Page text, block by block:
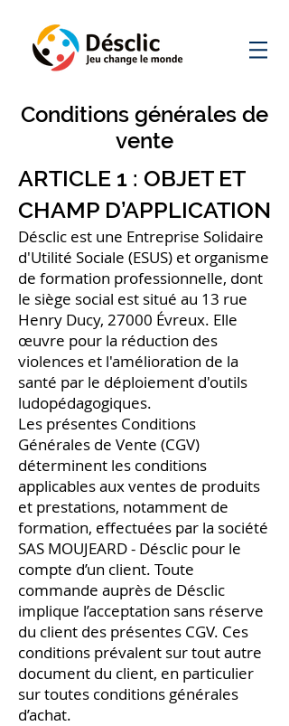
Conditions générales de
vente
ARTICLE 1 : OBJET ET
CHAMP D’APPLICATION
Désclic est une Entreprise Solidaire
d'Utilité Sociale (ESUS) et organisme
de formation professionnelle, dont
le siège social est situé au 13 rue
Henry Ducy, 27000 Évreux. Elle
œuvre pour la réduction des
violences et l'amélioration de la
santé par le déploiement d'outils
ludopédagogiques.
Les présentes Conditions
Générales de Vente (CGV)
déterminent les conditions
applicables aux ventes de produits
et prestations, notamment de
formation, effectuées par la société
SAS MOUJEARD - Désclic pour le
compte d’un client. Toute
commande auprès de Désclic
implique l’acceptation sans réserve
du client des présentes CGV. Ces
conditions prévalent sur tout autre
document du client, en particulier
sur toutes conditions générales
d’achat.